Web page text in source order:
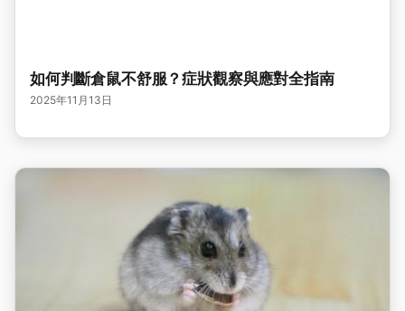
如何判斷倉鼠不舒服？症狀觀察與應對全指南
2025年11月13日